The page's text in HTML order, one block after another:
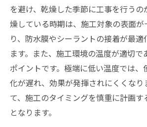
を避け、乾燥した季節に工事を行うの
燥している時期は、施工対象の表面が
り、防水膜やシーラントの接着が最適
ます。また、施工環境の温度が適切で
ポイントです。極端に低い温度では、
化が遅れ、効果が発揮されにくくなり
て、施工のタイミングを慎重に計画
となります。